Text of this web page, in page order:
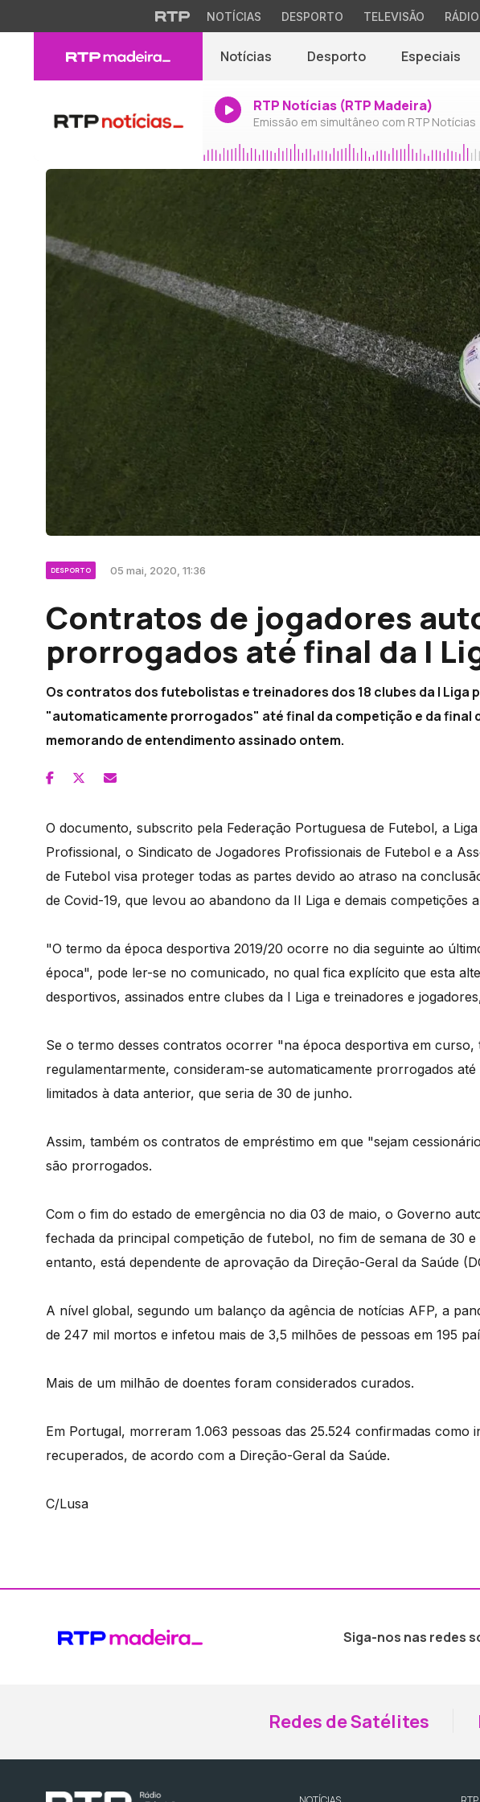
NOTÍCIAS DESPORTO TELEVISÃO RÁDIO
Notícias Desporto Especiais
RTP Notícias (RTP Madeira)
Emissão em simultâneo com RTP Notícias
DESPORTO 05 mai, 2020, 11:36
Contratos de jogadores
prorrogados até final da I
Os contratos dos futebolistas e treinadores dos 18 clubes da I Liga
"automaticamente prorrogados" até final da competição e da final
memorando de entendimento assinado ontem.
O documento, subscrito pela Federação Portuguesa de Futebol, a
Profissional, o Sindicato de Jogadores Profissionais de Futebol e a
de Futebol visa proteger todas as partes devido ao atraso na
de Covid-19, que levou ao abandono da II Liga e demais competições
"O termo da época desportiva 2019/20 ocorre no dia seguinte ao
época", pode ler-se no comunicado, no qual fica explícito que esta
desportivos, assinados entre clubes da I Liga e treinadores e
Se o termo desses contratos ocorrer "na época desportiva em curso,
regulamentarmente, consideram-se automaticamente prorrogados
limitados à data anterior, que seria de 30 de junho.
Assim, também os contratos de empréstimo em que "sejam
são prorrogados.
Com o fim do estado de emergência no dia 03 de maio, o Governo
fechada da principal competição de futebol, no fim de semana de 30
entanto, está dependente de aprovação da Direção-Geral da Saúde
A nível global, segundo um balanço da agência de notícias AFP, a
de 247 mil mortos e infetou mais de 3,5 milhões de pessoas em 195
Mais de um milhão de doentes foram considerados curados.
Em Portugal, morreram 1.063 pessoas das 25.524 confirmadas como
recuperados, de acordo com a Direção-Geral da Saúde.
C/Lusa
Siga-nos nas redes
Redes de Satélites